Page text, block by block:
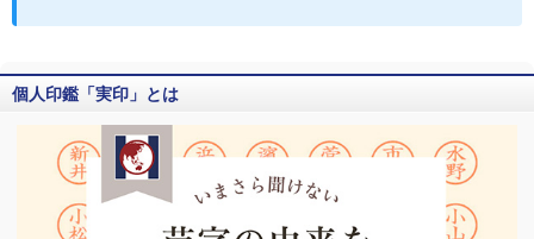
個人印鑑「実印」とは